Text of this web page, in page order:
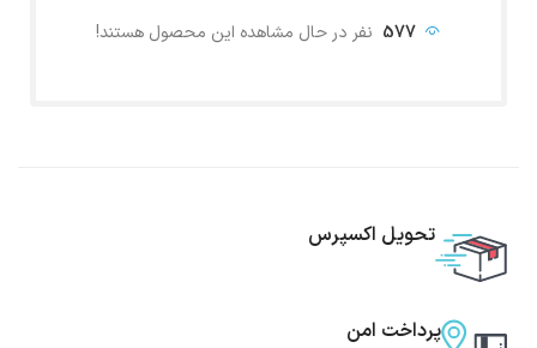
577 نفر در حال مشاهده این محصول هستند!
تحویل اکسپرس
پرداخت امن